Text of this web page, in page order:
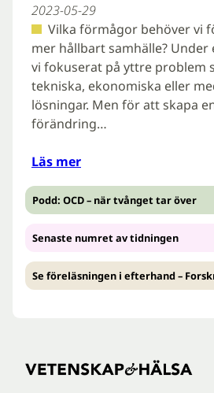
2023-05-29
Vilka förmågor behöver vi
mer hållbart samhälle?
vi fokuserat på yttre problem
tekniska, ekonomiska eller
lösningar. Men för att skapa
förändring…
Läs mer
Podd: OCD – när tvånget tar över
Senaste numret av tidningen
Se föreläsningen i efterhand –